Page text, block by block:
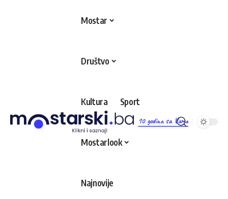
10 godina sa Vama
Mostar
Društvo
Kultura Sport
Mostarlook
Najnovije